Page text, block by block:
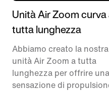
Unità Air Zoom curva
tutta lunghezza
Abbiamo creato la nostra
unità Air Zoom a tutta
lunghezza per offrire una
sensazione di